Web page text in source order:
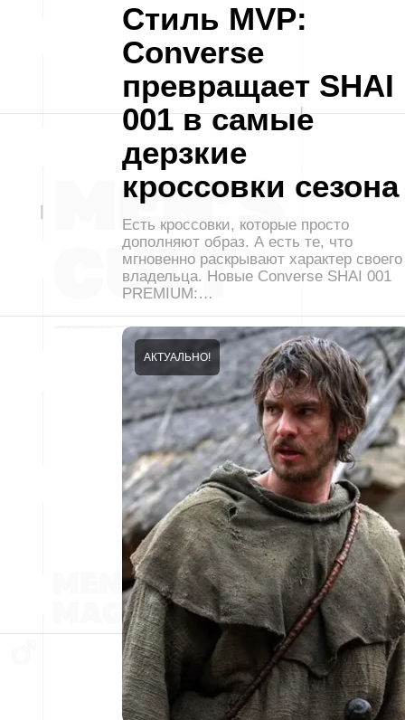
Стиль MVP:
Converse
превращает SHAI
001 в самые
дерзкие
кроссовки сезона
Есть кроссовки, которые просто
дополняют образ. А есть те, что
мгновенно раскрывают характер своего
владельца. Новые Converse SHAI 001
PREMIUM:…
АКТУАЛЬНО!